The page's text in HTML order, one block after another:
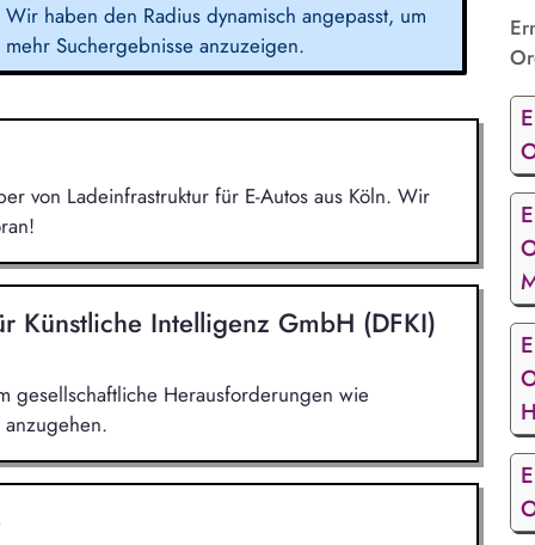
Wir haben den Radius dynamisch angepasst, um
mehr Suchergebnisse anzuzeigen.
von Ladeinfrastruktur für E-Autos aus Köln. Wir
Künstliche Intelligenz GmbH (DFKI)
gesellschaftliche Herausforderungen wie